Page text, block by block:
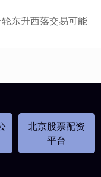
东升西落交易可能
北京股票配资
平台